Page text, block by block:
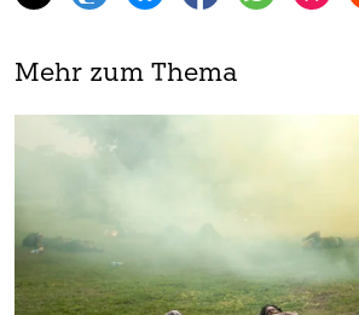
Mehr zum Thema